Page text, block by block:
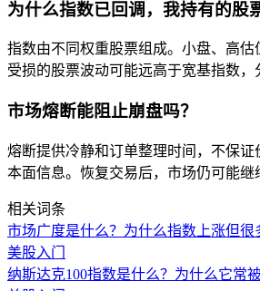
为什么指数已回调，我持有的股
指数由不同权重股票组成。小盘、高估
受损的股票波动可能远高于宽基指数，
市场熔断能阻止崩盘吗？
熔断提供冷静和订单整理时间，不保
本面信息。恢复交易后，市场仍可能继
相关词条
市场广度是什么？为什么指数上涨但很
美股入门
纳斯达克100指数是什么？为什么它常